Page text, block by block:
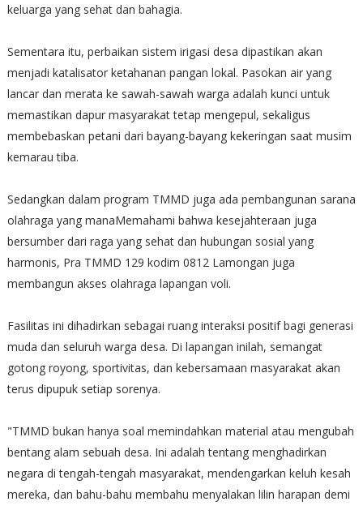
keluarga yang sehat dan bahagia.
​Sementara itu, perbaikan sistem irigasi desa dipastikan akan
menjadi katalisator ketahanan pangan lokal. Pasokan air yang
lancar dan merata ke sawah-sawah warga adalah kunci untuk
memastikan dapur masyarakat tetap mengepul, sekaligus
membebaskan petani dari bayang-bayang kekeringan saat musim
kemarau tiba.
Sedangkan dalam program TMMD juga ada pembangunan sarana
olahraga yang mana​Memahami bahwa kesejahteraan juga
bersumber dari raga yang sehat dan hubungan sosial yang
harmonis, Pra TMMD 129 kodim 0812 Lamongan juga
membangun akses olahraga lapangan voli.
Fasilitas ini dihadirkan sebagai ruang interaksi positif bagi generasi
muda dan seluruh warga desa. Di lapangan inilah, semangat
gotong royong, sportivitas, dan kebersamaan masyarakat akan
terus dipupuk setiap sorenya.
"TMMD bukan hanya soal memindahkan material atau mengubah
bentang alam sebuah desa. Ini adalah tentang menghadirkan
negara di tengah-tengah masyarakat, mendengarkan keluh kesah
mereka, dan bahu-bahu membahu menyalakan lilin harapan demi